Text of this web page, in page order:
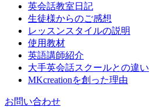
英会話教室日記
生徒様からのご感想
レッスンスタイルの説明
使用教材
英語講師紹介
大手英会話スクールとの違い
MKcreationを創った理由
お問い合わせ